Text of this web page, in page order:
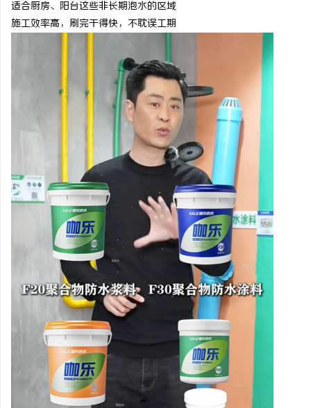
适合厨房、阳台这些非长期泡水的区域
施工效率高，刷完干得快，不耽误工期